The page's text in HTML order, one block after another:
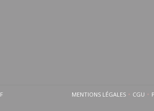
((ouvre une nouvelle fenêtre))
((OUVRE UNE NOUVELLE FENÊTRE))MENTIONS LÉGALES
((OUVRE UNECGU